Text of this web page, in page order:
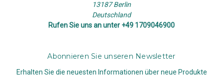
13187 Berlin
Deutschland
Rufen Sie uns an unter +49 1709046900
Abonnieren Sie unseren Newsletter
Erhalten Sie die neuesten Informationen über neue Produkte